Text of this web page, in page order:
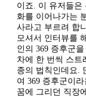
이죠. 이 유저들은
화를 이어나가는
사라고 부르려 합
모셔서 인터뷰를
인의 369 증후군
차에 한 번씩 스트
종의 법칙인데요.
여 369 증후군이
꿈에 그리던 직장